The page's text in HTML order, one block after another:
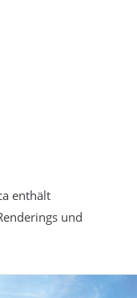
enthält
und